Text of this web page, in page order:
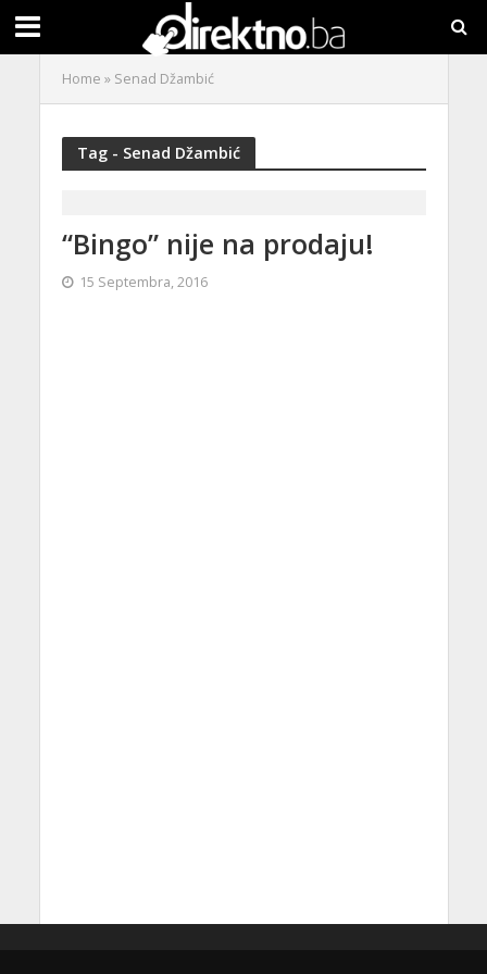
Home » Senad Džambić
Tag - Senad Džambić
“Bingo” nije na prodaju!
15 Septembra, 2016